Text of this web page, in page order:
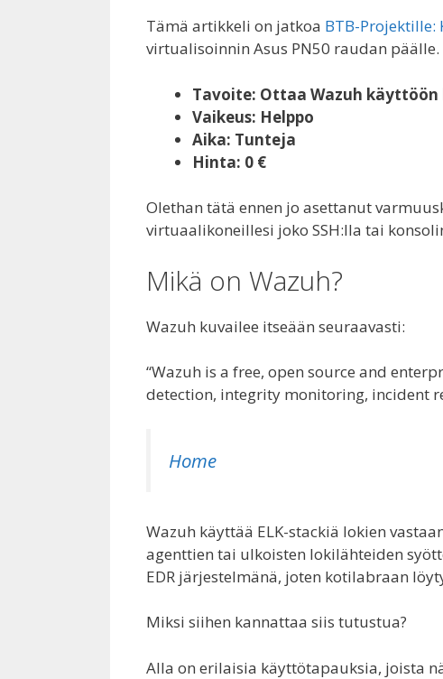
Tämä artikkeli on jatkoa BTB-
virtualisoinnin Asus PN50 raudan
Tavoite: Ottaa Wazuh
Vaikeus: Helppo
Aika: Tunteja
Hinta: 0 €
Olethan tätä ennen jo asettanut
virtuaalikoneillesi joko SSH:lla tai
Mikä on Wazuh?
Wazuh kuvailee itseään seuraavasti:
“Wazuh is a free, open source and
detection, integrity monitoring, incident
Home
Wazuh käyttää ELK-stackiä lokien
agenttien tai ulkoisten lokilähteiden
EDR järjestelmänä, joten kotilabraan
Miksi siihen kannattaa siis tutustua?
Alla on erilaisia käyttötapauksia, joista